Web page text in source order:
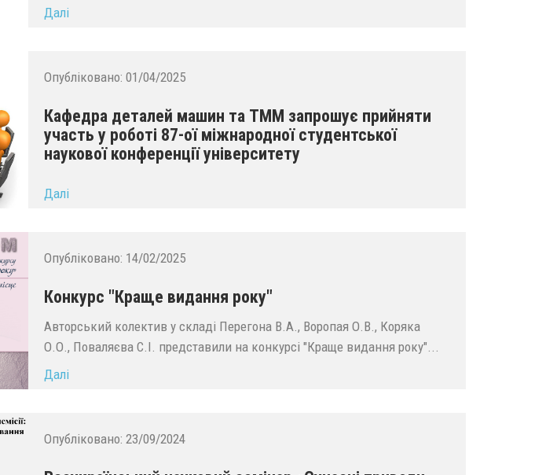
Далі
Опубліковано: 01/04/2025
Кафедра деталей машин та ТММ запрошує прийняти
участь у роботі 87-ої міжнародної студентської
наукової конференції університету
Далі
Опубліковано: 14/02/2025
Конкурс "Краще видання року"
Авторський колектив у складі Перегона В.А., Воропая О.В., Коряка
О.О., Поваляєва С.І. представили на конкурсі "Краще видання року"...
Далі
Опубліковано: 23/09/2024